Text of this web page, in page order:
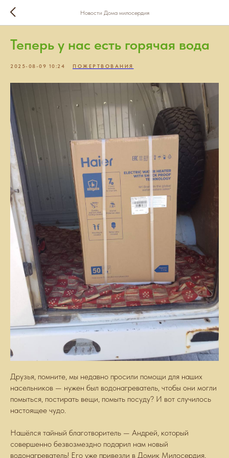
Новости Дома милосердия
Теперь у нас есть горячая вода
2025-08-09 10:24 ПОЖЕРТВОВАНИЯ
Друзья, помните, мы недавно просили помощи для наших
насельников — нужен был водонагреватель, чтобы они могли
помыться, постирать вещи, помыть посуду? И вот случилось
настоящее чудо.
Нашёлся тайный благотворитель — Андрей, который
совершенно безвозмездно подарил нам новый
водонагреватель! Его уже привезли в Домик Милосердия,